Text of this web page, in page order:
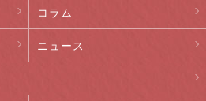
コラム
ニュース